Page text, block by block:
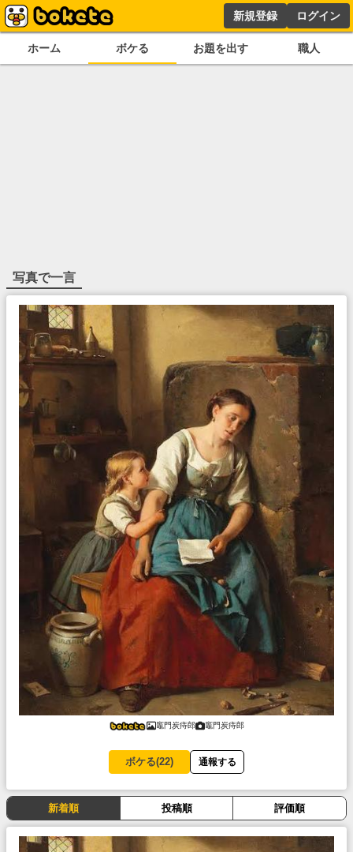
新規登録 ログイン
ホーム ボケる お題を出す 職人
写真で一言
竈門炭痔郎 竈門炭痔郎
ボケる(22) 通報する
新着順 投稿順 評価順